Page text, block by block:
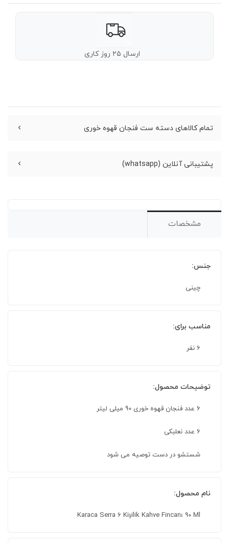
ارسال ۲۵ روز کاری
تمام کالاهای دسته ست فنجان قهوه خوری
پشتیبانی آنلاین (whatsapp)
مشخصات
جنس:
چینی
مناسب برای:
6 نفر
توضیحات محصول:
6 عدد فنجان قهوه خوری 90 میلی لیتر
6 عدد نعلبکی
شستشو در دست توصیه می شود
نام محصول:
Karaca Serra 6 Kişilik Kahve Fincanı 90 Ml